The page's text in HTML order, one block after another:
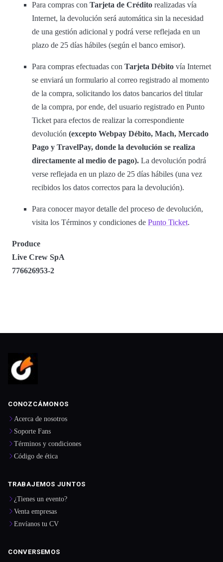
Para compras con Tarjeta de Crédito realizadas vía
Internet, la devolución será automática sin la necesidad
de una gestión adicional y podrá verse reflejada en un
plazo de 25 días hábiles (según el banco emisor).
Para compras efectuadas con Tarjeta Débito vía Internet
se enviará un formulario al correo registrado al momento
de la compra, solicitando los datos bancarios del titular
de la compra, por ende, del usuario registrado en Punto
Ticket para efectos de realizar la correspondiente
devolución (excepto Webpay Débito, Mach, Mercado
Pago y TravelPay, donde la devolución se realiza
directamente al medio de pago). La devolución podrá
verse reflejada en un plazo de 25 días hábiles (una vez
recibidos los datos correctos para la devolución).
Para conocer mayor detalle del proceso de devolución,
visita los Términos y condiciones de Punto Ticket.
Produce
Live Crew SpA
776626953-2
CONOZCÁMONOS
Acerca de nosotros
Soporte Fans
Términos y condiciones
Código de ética
TRABAJEMOS JUNTOS
¿Tienes un evento?
Venta empresas
Envíanos tu CV
CONVERSEMOS